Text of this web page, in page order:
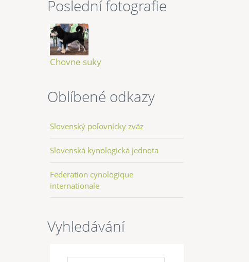
Poslední fotografie
Chovne suky
Oblíbené odkazy
Slovenský poľovnícky zväz
Slovenská kynologická jednota
Federation cynologique
internationale
Vyhledávání